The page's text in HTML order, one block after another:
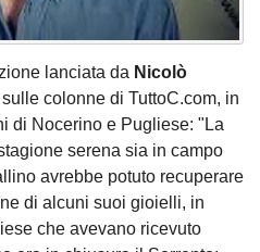
lanciata da Nicolò
colonne di TuttoC.com, in
di Nocerino e Pugliese: "La
serena sia in campo
avrebbe potuto recuperare
di alcuni suoi gioielli, in
che avevano ricevuto